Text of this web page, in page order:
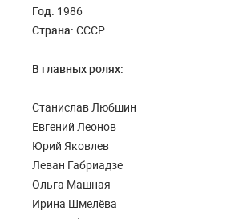
Год: 1986
Страна: СССР
В главных ролях:
Станислав Любшин
Евгений Леонов
Юрий Яковлев
Леван Габриадзе
Ольга Машная
Ирина Шмелёва